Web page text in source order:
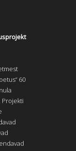
60
Projekti